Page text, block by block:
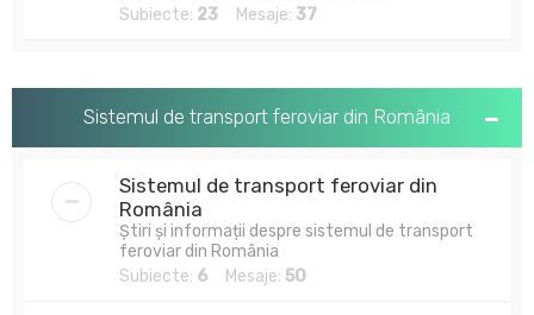
Subiecte: 23 Mesaje: 37
Sistemul de transport feroviar din România
Sistemul de transport feroviar din
România
Știri și informații despre sistemul de transport
feroviar din România
Subiecte: 6 Mesaje: 50